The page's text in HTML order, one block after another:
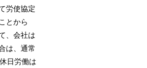
労使協定
とから
、会社は
は、通常
日労働は